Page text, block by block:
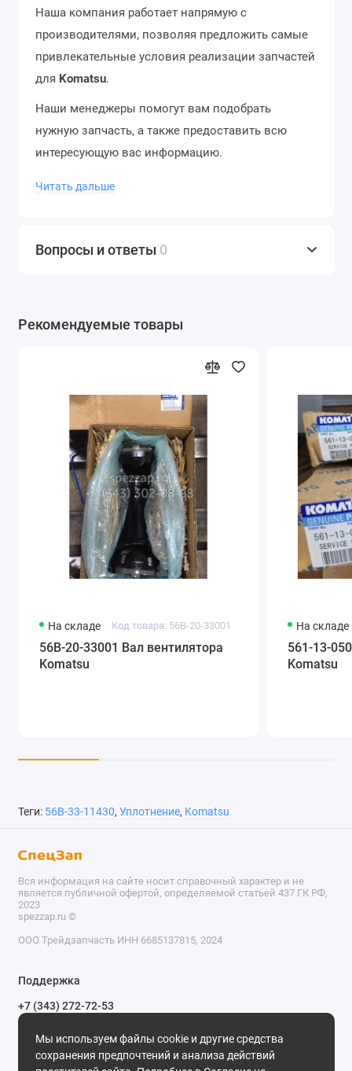
Наша компания работает напрямую с
производителями, позволяя предложить самые
привлекательные условия реализации запчастей
для Komatsu.
Наши менеджеры помогут вам подобрать
нужную запчасть, а также предоставить всю
интересующую вас информацию.
Отгрузка со склада в день заказа, отправка в
России и страны ближнего зарубежья. Звоните
Читать дальше
Вопросы и ответы 0
Рекомендуемые товары
На складе Код товара: 56B-20-33001
56B-20-33001 Вал вентилятора
Komatsu
На складе
561-13-
Komatsu
Теги: 56B-33-11430, Уплотнение, Komatsu
Мы используем файлы cookie и другие средства
сохранения предпочтений и анализа действий
Вся информация на сайте носит справочный характер и не
является публичной офертой, определяемой статьей 437 ГК РФ,
2023
spezzap.ru ©️
ООО Трейдзапчасть ИНН 6685137815, 2024
Поддержка
+7 (343) 272-72-53
Обратный звонок
620030, г. Екатеринбург, ул. Карьерная, д. 14, оф. 14.